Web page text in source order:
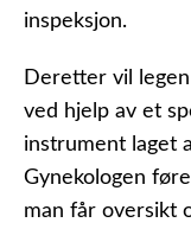
inspeksjon.
Deretter vil
ved hjelp av et
instrument laget
Gynekologen
man får oversikt